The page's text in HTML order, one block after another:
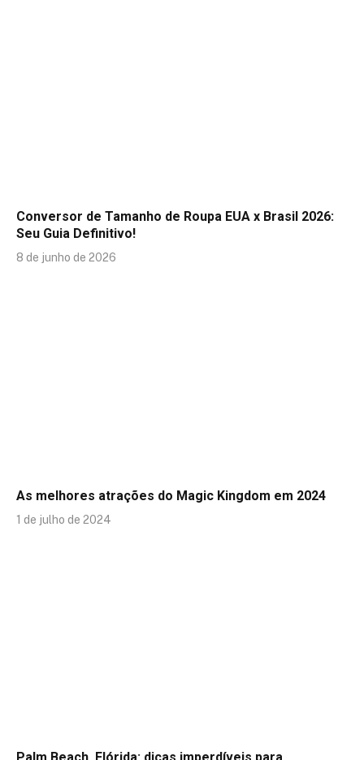
Conversor de Tamanho de Roupa EUA x Brasil 2026:
Seu Guia Definitivo!
8 de junho de 2026
As melhores atrações do Magic Kingdom em 2024
1 de julho de 2024